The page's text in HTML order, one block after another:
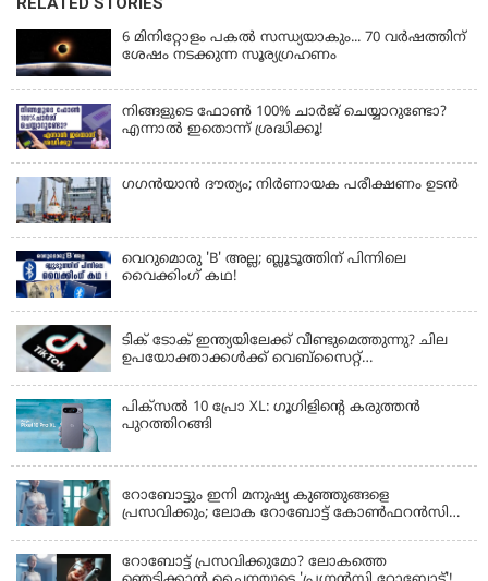
6 മിനിറ്റോളം പകൽ സന്ധ്യയാകും... 70 വർഷത്തിന്
ശേഷം നടക്കുന്ന സൂര്യഗ്രഹണം
നിങ്ങളുടെ ഫോൺ 100% ചാർജ് ചെയ്യാറുണ്ടോ?
എന്നാൽ ഇതൊന്ന് ശ്രദ്ധിക്കൂ!
ഗഗന്‍യാന്‍ ദൗത്യം; നിര്‍ണായക പരീക്ഷണം ഉടന്‍
വെറുമൊരു 'B' അല്ല; ബ്ലൂടൂത്തിന് പിന്നിലെ
വൈക്കിംഗ് കഥ!
ടിക് ടോക് ഇന്ത്യയിലേക്ക് വീണ്ടുമെത്തുന്നു? ചില
ഉപയോക്താക്കൾക്ക് വെബ്സൈറ്റ്
പിക്സൽ 10 പ്രോ XL: ഗൂഗിളിന്റെ കരുത്തൻ
പുറത്തിറങ്ങി
റോബോട്ടും ഇനി മനുഷ്യ കുഞ്ഞുങ്ങളെ
പ്രസവിക്കും; ലോക റോബോട്ട് കോണ്‍ഫറന്‍സില്‍
റോബോട്ട് പ്രസവിക്കുമോ? ലോകത്തെ